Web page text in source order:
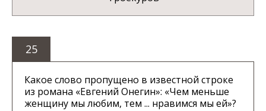
25
Какое слово пропущено в известной строке
из романа «Евгений Онегин»: «Чем меньше
женщину мы любим, тем ... нравимся мы ей»?